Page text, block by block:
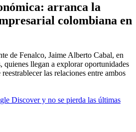
arranca la
colombiana en
de Fenalco, Jaime Alberto Cabal, en
quienes llegan a explorar oportunidades
las relaciones entre ambos
Discover y no se pierda las últimas